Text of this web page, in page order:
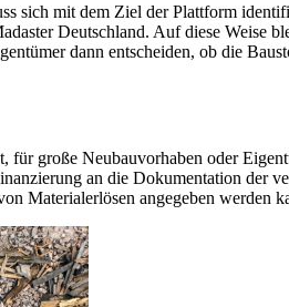
sich mit dem Ziel der Plattform
Deutschland. Auf diese Weise
dann entscheiden, ob die
große Neubauvorhaben oder
an die Dokumentation
Materialerlösen angegeben werden